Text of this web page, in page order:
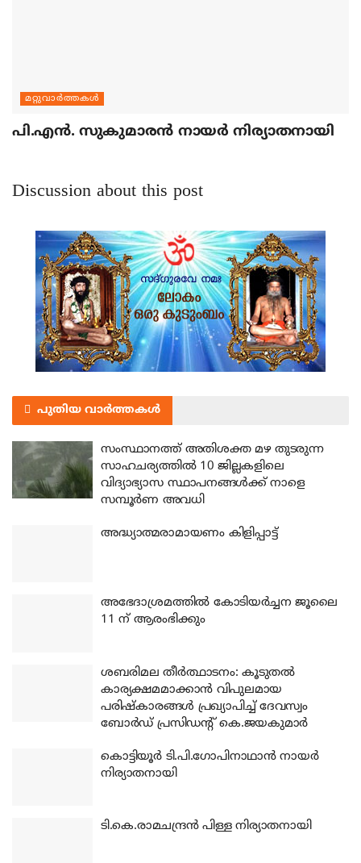
മറ്റുവാര്‍ത്തകള്‍
പി.എന്‍. സുകുമാരന്‍ നായര്‍ നിര്യാതനായി
Discussion about this post
പുതിയ വാർത്തകൾ
സംസ്ഥാനത്ത് അതിശക്ത മഴ തുടരുന്ന
സാഹചര്യത്തിൽ 10 ജില്ലകളിലെ
വിദ്യാഭ്യാസ സ്ഥാപനങ്ങൾക്ക് നാളെ
സമ്പൂർണ അവധി
അദ്ധ്യാത്മരാമായണം കിളിപ്പാട്ട്
അഭേദാശ്രമത്തില്‍ കോടിയര്‍ച്ചന ജൂലൈ
11 ന് ആരംഭിക്കും
ശബരിമല തീര്‍ത്ഥാടനം: കൂടുതല്‍
കാര്യക്ഷമമാക്കാന്‍ വിപുലമായ
പരിഷ്‌കാരങ്ങള്‍ പ്രഖ്യാപിച്ച് ദേവസ്വം
ബോര്‍ഡ് പ്രസിഡന്റ് കെ.ജയകുമാര്‍
കൊട്ടിയൂര്‍ ടി.പി.ഗോപിനാഥാന്‍ നായര്‍
നിര്യാതനായി
ടി.കെ.രാമചന്ദ്രന്‍ പിള്ള നിര്യാതനായി